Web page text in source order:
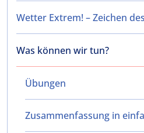
Wetter Extrem! – Zeichen
Was können wir tun?
Übungen
Zusammenfassung in